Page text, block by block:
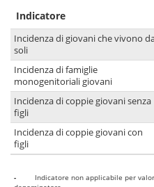
Indicatore
Incidenza di giovani che vivono
soli
Incidenza di famiglie
monogenitoriali giovani
Incidenza di coppie giovani senza
figli
Incidenza di coppie giovani con
figli
-
Indicatore non applicabile per